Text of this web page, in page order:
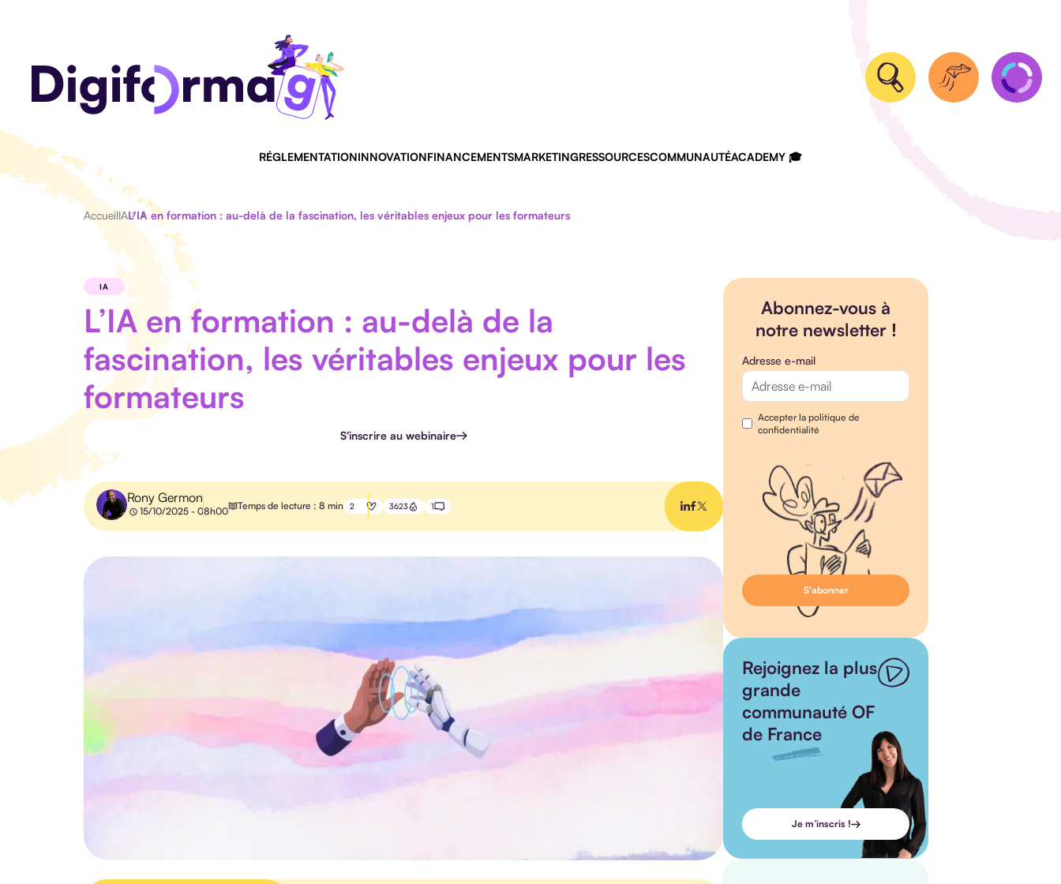
RÉGLEMENTATIONINNOVATIONFINANCEMENTSMARKETINGRESSOURCESCOMMUNAUTÉACADEMY 🎓
AccueilIAL’IA en formation : au-delà de la fascination, les véritables enjeux pour les formateurs
IA
L’IA en formation : au-delà de la
fascination, les véritables enjeux pour les
formateurs
S'inscrire au webinaire
Rony Germon
15/10/2025 - 08h00 Temps de lecture : 8 min 2 3623 1
Abonnez-vous à
notre newsletter !
Adresse e-mail
Accepter la politique de
confidentialité
Rejoignez la plus
grande
communauté OF
de France
Je m’inscris !